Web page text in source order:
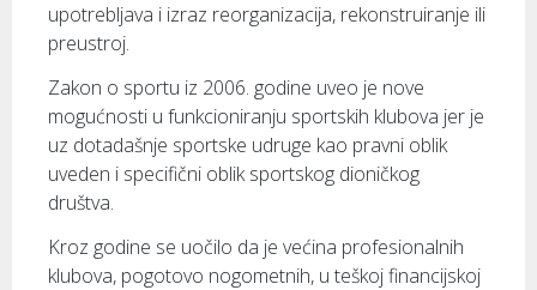
upotrebljava i izraz reorganizacija, rekonstruiranje ili
preustroj.
Zakon o sportu iz 2006. godine uveo je nove
mogućnosti u funkcioniranju sportskih klubova jer je
uz dotadašnje sportske udruge kao pravni oblik
uveden i specifični oblik sportskog dioničkog
društva.
Kroz godine se uočilo da je većina profesionalnih
klubova, pogotovo nogometnih, u teškoj financijskoj